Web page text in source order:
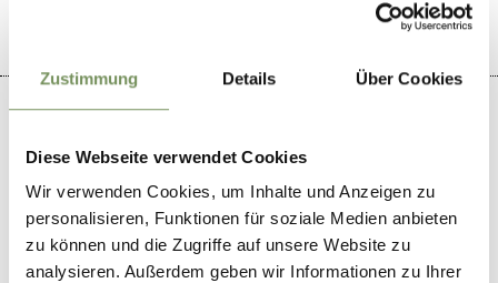
Zustimmung Details Über Cookies
Diese Webseite verwendet Cookies
Wir verwenden Cookies, um Inhalte und Anzeigen zu
personalisieren, Funktionen für soziale Medien anbieten
zu können und die Zugriffe auf unsere Website zu
analysieren. Außerdem geben wir Informationen zu Ihrer
+
−